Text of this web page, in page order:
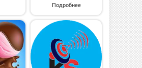
Подробнее